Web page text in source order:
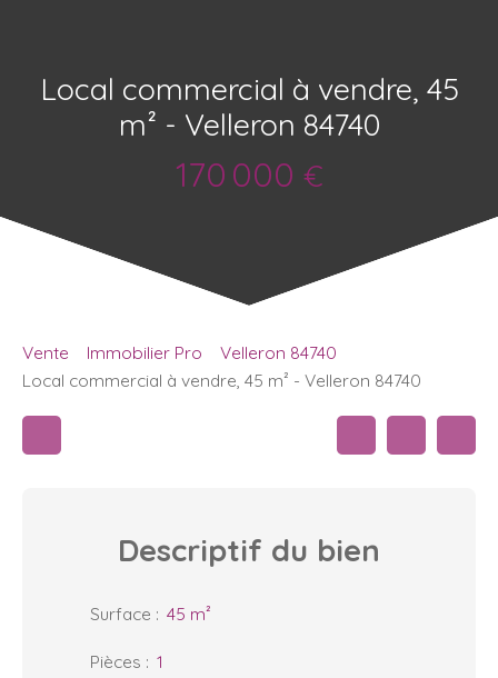
Local commercial à vendre, 45
m² - Velleron 84740
170 000 €
Vente Immobilier Pro
Velleron 84740
Local commercial à vendre, 45 m² - Velleron 84740
Descriptif du bien
Surface : 45 m²
Pièces : 1